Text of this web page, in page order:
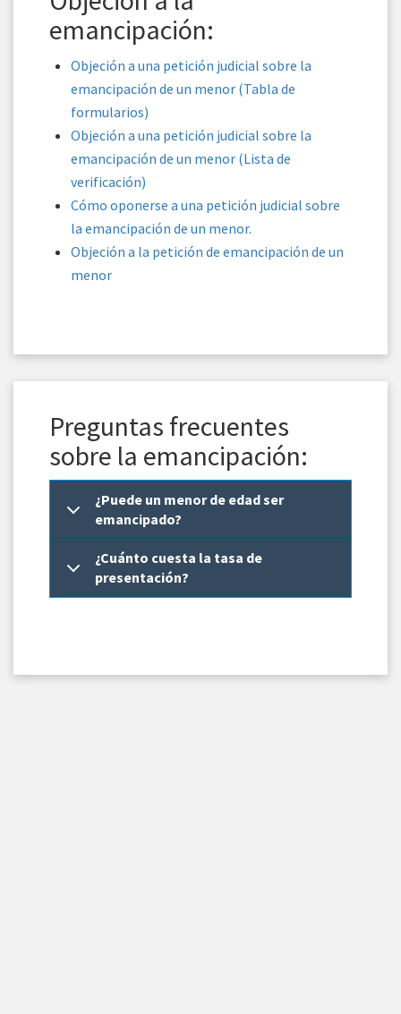
emancipación:
Objeción a una petición judicial sobre la
emancipación de un menor (Tabla de
formularios)
Objeción a una petición judicial sobre la
emancipación de un menor (Lista de
verificación)
Cómo oponerse a una petición judicial sobre
la emancipación de un menor.
Objeción a la petición de emancipación de un
menor
Preguntas frecuentes
sobre la emancipación:
¿Puede un menor de edad ser
emancipado?
¿Cuánto cuesta la tasa de
presentación?